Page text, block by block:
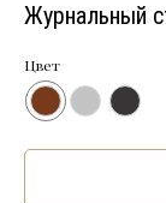
Журнальный
Цвет